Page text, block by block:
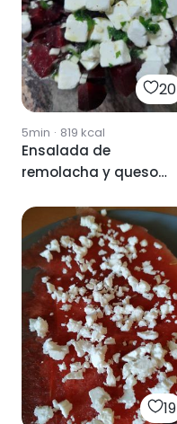
20
5min · 819 kcal
Ensalada de
remolacha y queso
19